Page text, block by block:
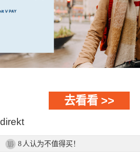
去看看 >>
8 人认为不值得买！